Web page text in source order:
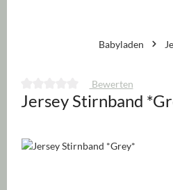
Babyladen
Durchschnittliche Bewertung von 0
Bewerten
Jersey Stirnband
Bildergalerie überspringen